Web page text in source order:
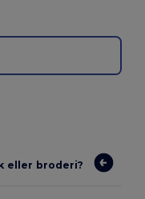
eller broderi?